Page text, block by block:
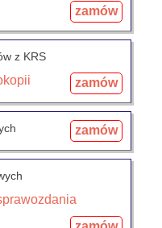
zamów
z KRS
zamów
zamów